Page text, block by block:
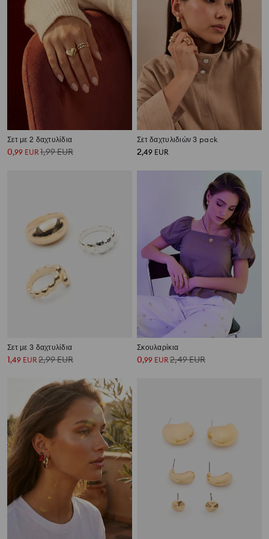
Σετ με 2 δαχτυλίδια
0,99 EUR1,99EUR
Σετ δαχτυλιδιών 3 pack
2,49 EUR
Σετ με 3 δαχτυλίδια
1,49 EUR 2,99EUR
Σκουλαρίκια
0,99 EUR 2,49EUR